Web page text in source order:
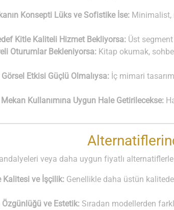
Konsepti Lüks ve Sofistike İse: Minimalist,
Kitle Kaliteli Hizmet Bekliyorsa:Üst segment
Oturumlar Bekleniyorsa:Kitap okumak,
Görsel Etkisi Güçlü Olmalıysa:İç mimari
Mekan Kullanımına Uygun Hale Getirilecekse:
veya daha uygun fiyatlı
Kalitesi ve İşçilik: Genellikle daha üstün
Özgünlüğü ve Estetik: Sıradan modellerden